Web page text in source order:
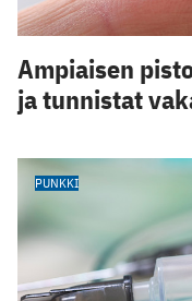
Ampiaisen
ja tunnistat
PUNKKI